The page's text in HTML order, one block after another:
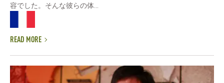
容でした。そんな彼らの体...
READ MORE